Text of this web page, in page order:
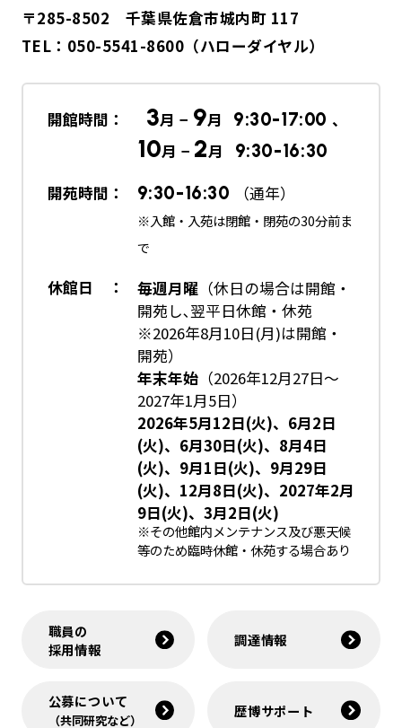
開館時間： 3月 − 9月 9:30-17:00 、
10月 − 2月
9:30-16:30
開苑時間：
9:30-16:30 （通年）
※入館・入苑は閉館・閉苑の30分前ま
で
休館日 ： 毎週月曜（休日の場合は開館・
開苑し､翌平日休館・休苑
※2026年8月10日(月)は開館・
開苑）
年末年始（2026年12月27日～
2027年1月5日）
2026年5月12日(火)、6月2日
(火)、6月30日(火)、8月4日
(火)、9月1日(火)、9月29日
(火)、12月8日(火)、2027年2月
9日(火)、3月2日(火)
※その他館内メンテナンス及び悪天候
等のため臨時休館・休苑する場合あり
職員の
採用情報
調達情報
公募について
（共同研究など）
歴博サポート
〒285-8502 千葉県佐倉市城内町 117
TEL： 050-5541-8600 （ハローダイヤル）